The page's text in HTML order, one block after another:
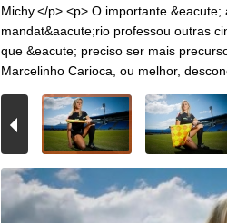
Michy.</p> <p> O importante
mandat&aacute;rio professou outras
que &eacute; preciso ser mais
Marcelinho Carioca, ou melhor,